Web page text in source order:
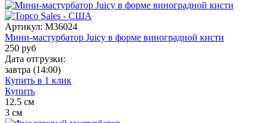
Артикул: M36024
Мини-мастурбатор Juicy в форме виноградной кисти
250 руб
Дата отгрузки:
завтра (14:00)
Купить в 1 клик
Купить
12.5 см
3 см